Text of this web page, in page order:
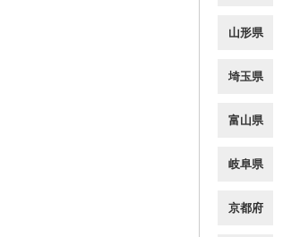
山形県
埼玉県
富山県
岐阜県
京都府